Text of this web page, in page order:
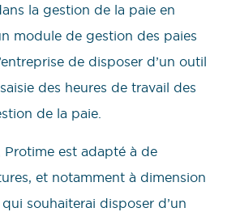
la gestion de la paie en
module de gestion des paies
de disposer d’un outil
des heures de travail des
de la paie.
Protime est adapté à de
et notamment à dimension
souhaiterai disposer d’un